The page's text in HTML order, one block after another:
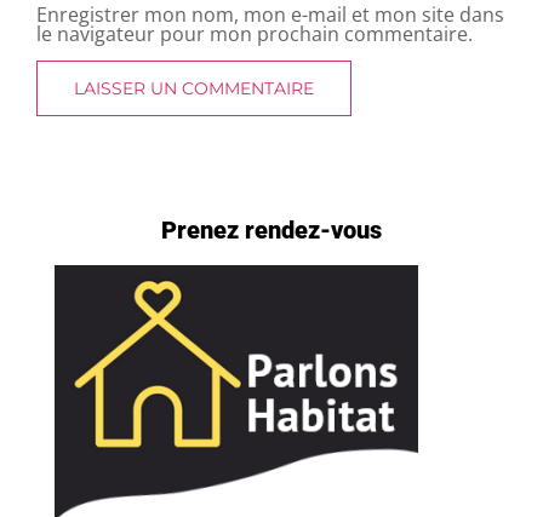
Enregistrer mon nom, mon e-mail et mon site dans
le navigateur pour mon prochain commentaire.
Prenez rendez-vous